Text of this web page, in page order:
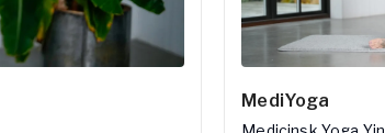
MediYoga